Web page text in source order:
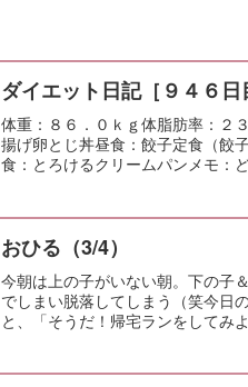
ダイエット日記［９４６日
体重：８６．０ｋｇ体脂肪率：２
揚げ卵とじ丼昼食：餃子定食（餃
食：とろけるクリームパンメモ
おひる（3/4）
今朝は上の子がいない朝。下の子
でしまい脱落してしまう（笑今日
と、「そうだ！帰宅ランをしてみ